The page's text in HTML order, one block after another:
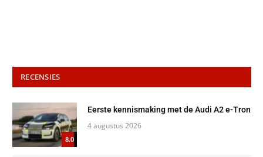
RECENSIES
8.0
Eerste kennismaking met de Audi A2 e-Tron
4 augustus 2026